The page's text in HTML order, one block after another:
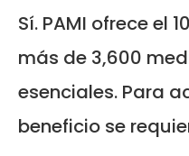
Sí. PAMI ofrece el
más de 3,600
esenciales. Para
beneficio se